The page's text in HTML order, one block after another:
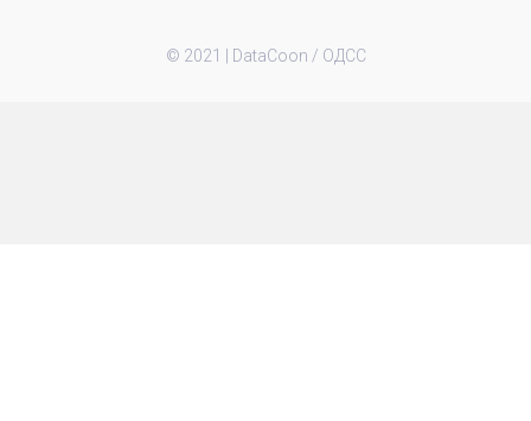
© 2021 | DataCoon / ОДСС